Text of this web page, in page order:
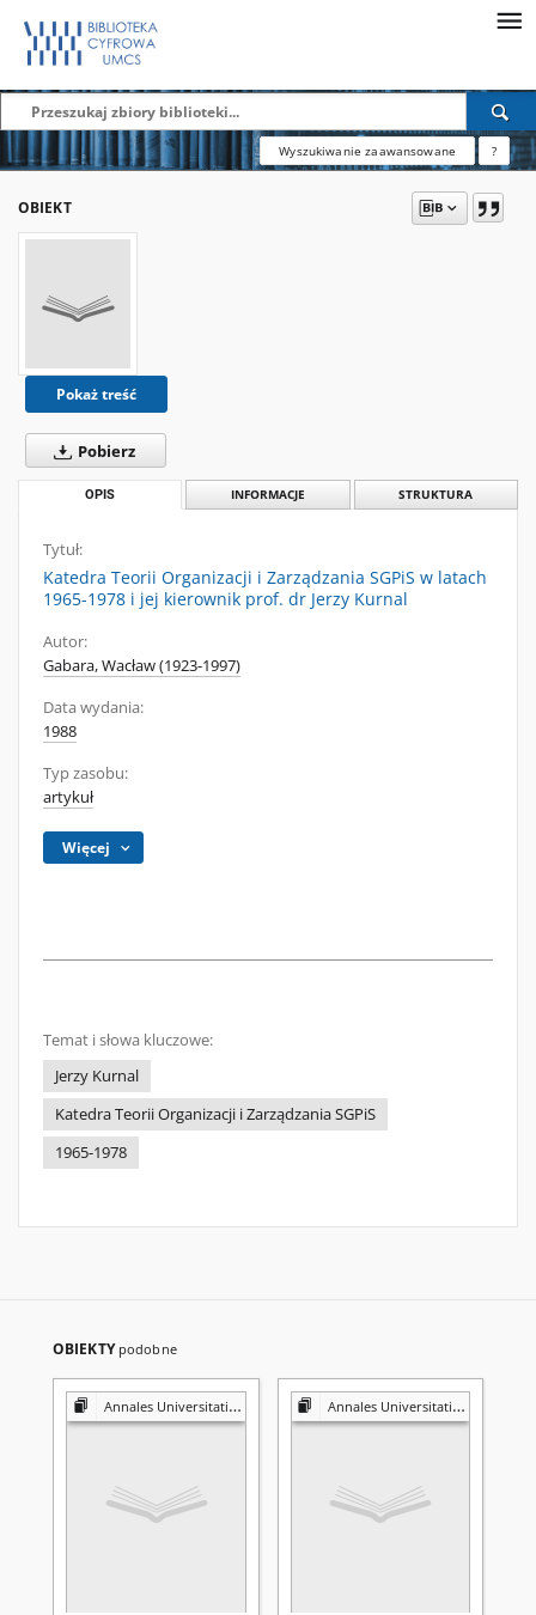
Wyszukiwanie zaawansowane ?
OBIEKT
Pokaż treść
Pobierz
OPIS INFORMACJE STRUKTURA
Tytuł:
Katedra Teorii Organizacji i Zarządzania SGPiS w latach
1965-1978 i jej kierownik prof. dr Jerzy Kurnal
Autor:
Gabara, Wacław (1923-1997)
Data wydania:
1988
Typ zasobu:
artykuł
Więcej
Temat i słowa kluczowe:
Jerzy Kurnal
Katedra Teorii Organizacji i Zarządzania SGPiS
1965-1978
OBIEKTY podobne
Annales Universitatis Mariae Curie-Skłodowska. Sectio H, Oeconomia Annales Universitatis Mariae Curie-Skłodowska. Sectio H, Oeconomia